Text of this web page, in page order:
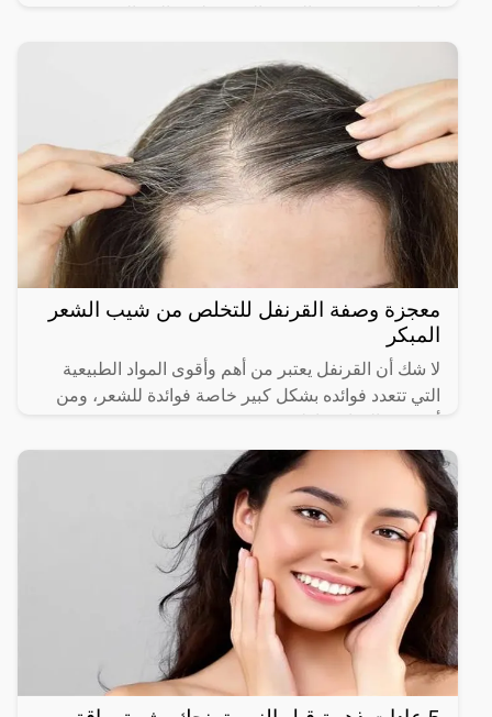
الرأس، مما
معجزة وصفة القرنفل للتخلص من شيب الشعر
المبكر
لا شك أن القرنفل يعتبر من أهم وأقوى المواد الطبيعية
التي تتعدد فوائده بشكل كبير خاصة فوائدة للشعر، ومن